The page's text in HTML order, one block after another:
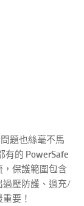
題也絲毫不馬
有的 PowerSafe
保護範圍包含
過壓防護、過充/
要！